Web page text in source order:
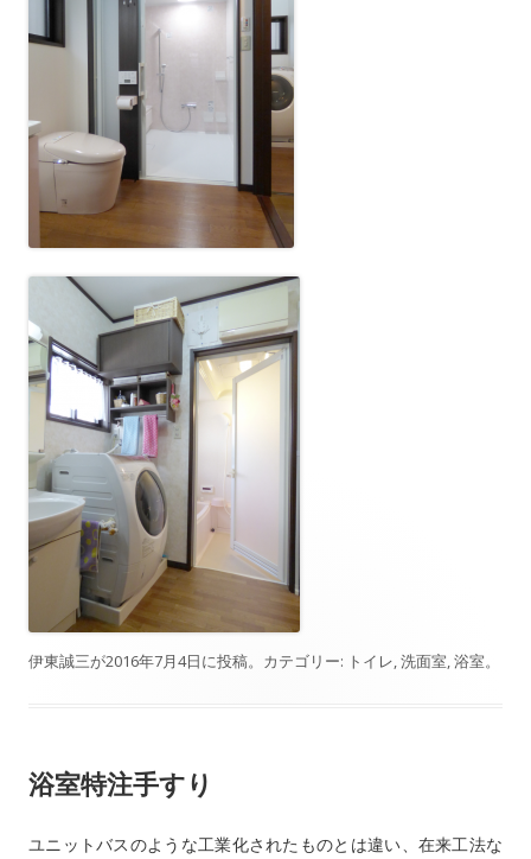
伊東誠三が2016年7月4日に投稿。カテゴリー: トイレ,洗面室,浴室。
浴室特注手すり
ユニットバスのような工業化されたものとは違い、在来工法な